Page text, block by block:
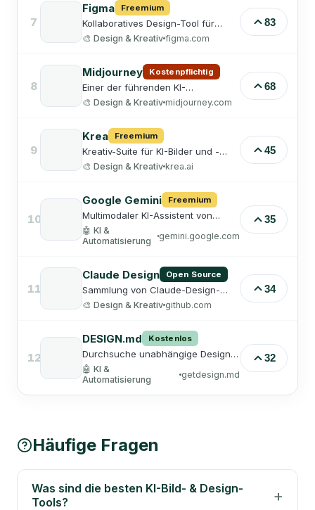
7
Figma Freemium
Kollaboratives Design-Tool für
UI/UX, Prototyping und
Whiteboards – komplett im
🎨 Design & Kreativ figma.com
83
8
Midjourney Kostenpflichtig
Einer der führenden KI-
Bildgeneratoren für hochwertige,
künstlerische Bilder aus
🎨 Design & Kreativ midjourney.com
68
9
Krea Freemium
Kreativ-Suite für KI-Bilder und -
Videos mit Echtzeit-Generierung
und Upscaling.
🎨 Design & Kreativ krea.ai
45
10
Google Gemini Freemium
Multimodaler KI-Assistent von
Google für Text, Bild, Code und
Recherche – nahtlos in Google-
Dienste integriert.
🤖 KI &
Automatisierung
gemini.google.com
35
11
Claude Design Open Source
Sammlung von Claude-Design-
Prompts, DESIGN.md-Rezepten und
Workflows für hochwertige UI-/UX-
🎨 Design & Kreativ github.com
34
12
DESIGN.md Kostenlos
Durchsuche unabhängige Design-
System-Analysen beliebter
Websites. Füge eine davon als
Designreferenz in dein Projekt ein,
damit dein Coding-Agent sich
🤖 KI &
Automatisierung
getdesign.md
32
Häufige Fragen
Was sind die besten KI-Bild- & Design-
Tools?